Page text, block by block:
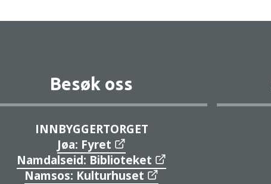
Besøk oss
INNBYGGERTORGET
Jøa: Fyret
Namdalseid: Biblioteket
Namsos: Kulturhuset